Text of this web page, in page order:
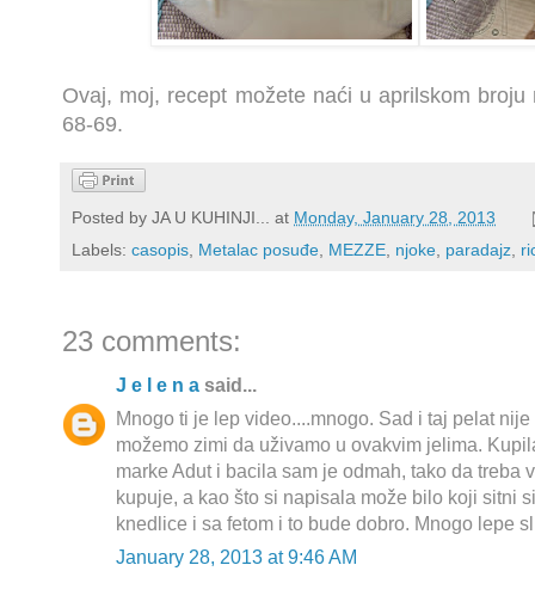
Ovaj, moj, recept možete naći u aprilskom
68-69.
Posted by JA U KUHINJI... at Monday, January 28, 2013
Labels: casopis, Metalac posuđe, MEZZE, njoke, paradajz,
23 comments:
J e l e n a said...
Mnogo ti je lep video....mnogo. Sad i taj pelat
možemo zimi da uživamo u ovakvim jelima.
marke Adut i bacila sam je odmah, tako da treba
kupuje, a kao što si napisala može bilo koji sitni
knedlice i sa fetom i to bude dobro. Mnogo lepe
January 28, 2013 at 9:46 AM